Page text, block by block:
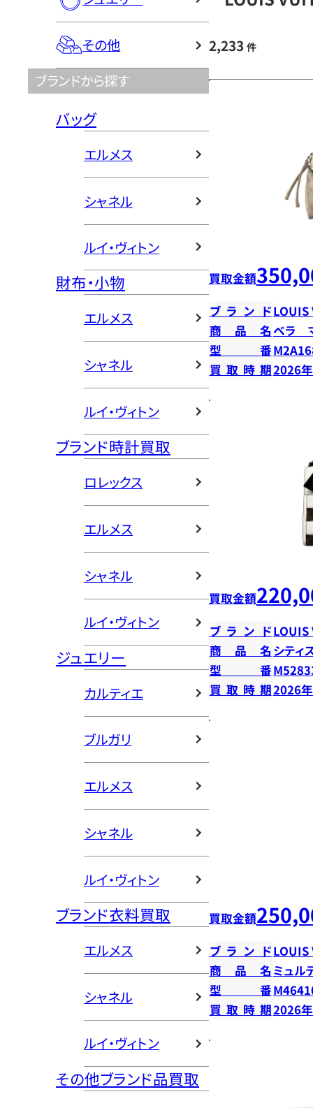
その他
ブランドから探す
バッグ
エルメス
シャネル
ルイ・ヴィトン
財布・小物
エルメス
シャネル
ルイ・ヴィトン
ブランド時計買取
ロレックス
エルメス
シャネル
ルイ・ヴィトン
ジュエリー
カルティエ
ブルガリ
エルメス
シャネル
ルイ・ヴィトン
ブランド衣料買取
エルメス
シャネル
ルイ・ヴィトン
その他ブランド品買取
2,233 件
買取金額
ブランドLOUIS
商品名ベラ
型番
買取時期2026
買取金額
ブランドLOUIS
商品名 シティ
型番
買取時期2026
買取金額
ブランドLOUIS
商品名 ミュル
型番
買取時期2026